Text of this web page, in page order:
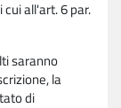
all'art. 6 par.
saranno
la
di